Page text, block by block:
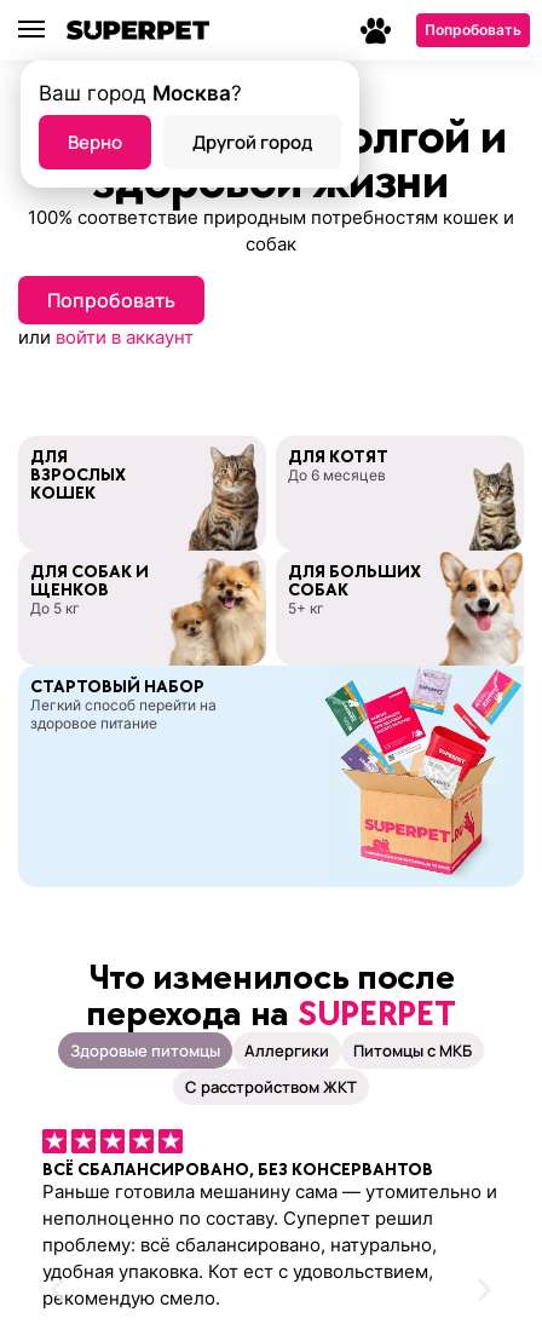
Попробовать
Питание для долгой и
здоровой жизни
100% соответствие природным потребностям кошек и
собак
Попробовать
или войти в аккаунт
ДЛЯ
ВЗРОСЛЫХ
КОШЕК
ДЛЯ КОТЯТ
До 6 месяцев
ДЛЯ СОБАК И
ЩЕНКОВ
До 5 кг
ДЛЯ БОЛЬШИХ
СОБАК
5+ кг
СТАРТОВЫЙ НАБОР
Легкий способ перейти на
здоровое питание
Что изменилось после
перехода на SUPERPET
Здоровые питомцы Аллергики
Питомцы с МКБ
С расстройством ЖКТ
ВСЁ СБАЛАНСИРОВАНО, БЕЗ КОНСЕРВАНТОВ
Раньше готовила мешанину сама — утомительно и
неполноценно по составу. Суперпет решил
проблему: всё сбалансировано, натурально,
удобная упаковка. Кот ест с удовольствием,
рекомендую смело.
Ваш город Москва?
Верно Другой город